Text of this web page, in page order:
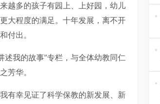
越多的孩子有园上、上好园，幼儿
大程度的满足。十年发展，离不开
付出。
述我的故事”专栏，与全体幼教同仁
芳华。
有幸见证了科学保教的新发展、新